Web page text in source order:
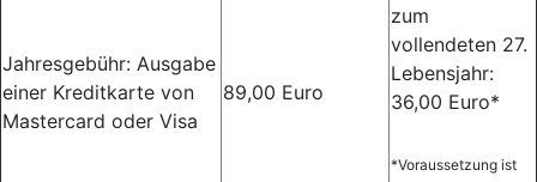
Jahresgebühr: Ausgabe
einer Kreditkarte von
Mastercard oder Visa
89,00 Euro
zum
vollendeten 27.
Lebensjahr:
36,00 Euro*
*Voraussetzung ist